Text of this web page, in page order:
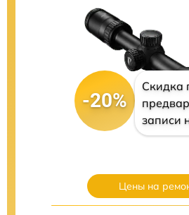
-20%
Скидка
записи
Цены на